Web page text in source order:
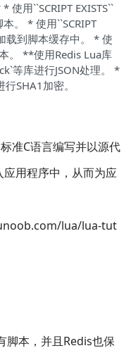
用``SCRIPT EXISTS``
。 * 使用``SCRIPT
载到脚本缓存中。 * 使
。 **使用Redis Lua库
等库进行JSON处理。 *
SHA1加密。
准C语言编写并以源代
用程序中，从而为应
lua/lua-tut
脚本，并且Redis也保